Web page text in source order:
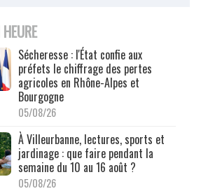
Sécheresse : l'État confie aux
préfets le chiffrage des pertes
agricoles en Rhône-Alpes et
Bourgogne
05/08/26
À Villeurbanne, lectures, sports et
jardinage : que faire pendant la
semaine du 10 au 16 août ?
05/08/26